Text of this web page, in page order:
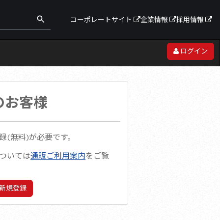
コーポレートサイト 企業情報 採用情報
ログイン
お客様
(無料)が必要です。
いては通販ご利用案内をご覧
規登録